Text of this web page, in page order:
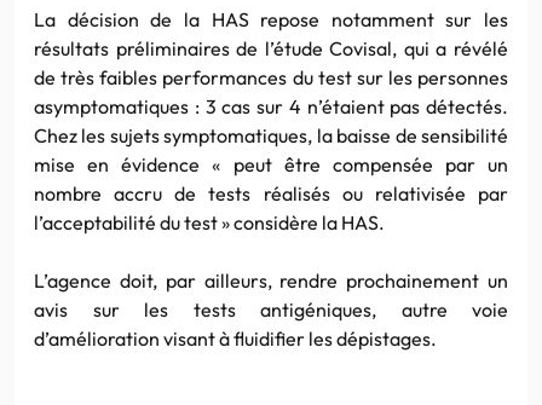
La décision de la HAS repose notamment sur les
résultats préliminaires de l’étude Covisal, qui a révélé
de très faibles performances du test sur les personnes
asymptomatiques : 3 cas sur 4 n’étaient pas détectés.
Chez les sujets symptomatiques, la baisse de sensibilité
mise en évidence « peut être compensée par un
nombre accru de tests réalisés ou relativisée par
l’acceptabilité du test » considère la HAS.
L’agence doit, par ailleurs, rendre prochainement un
avis sur les tests antigéniques, autre voie
d’amélioration visant à fluidifier les dépistages.